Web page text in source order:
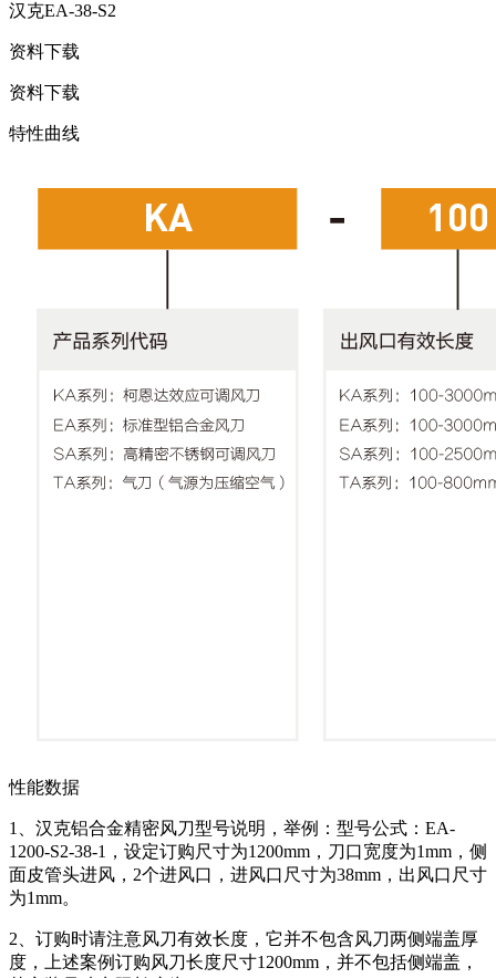
汉克EA-38-S2
资料下载
资料下载
特性曲线
性能数据
1、汉克铝合金精密风刀型号说明，举例：型号公式：EA-
1200-S2-38-1，设定订购尺寸为1200mm，刀口宽度为1mm，侧
面皮管头进风，2个进风口，进风口尺寸为38mm，出风口尺寸
为1mm。
2、订购时请注意风刀有效长度，它并不包含风刀两侧端盖厚
度，上述案例订购风刀长度尺寸1200mm，并不包括侧端盖，